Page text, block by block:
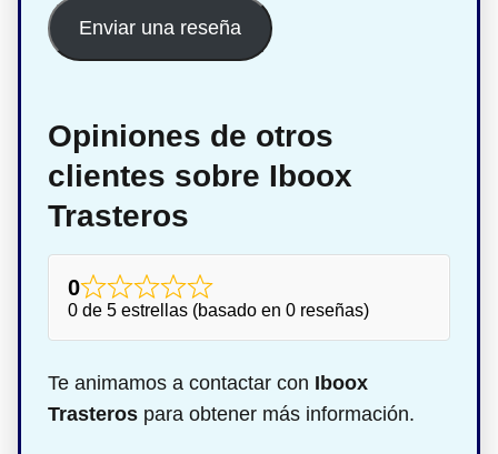
Enviar una reseña
Opiniones de otros
clientes sobre Iboox
Trasteros
0
0 de 5 estrellas (basado en 0 reseñas)
Te animamos a contactar con Iboox
Trasteros para obtener más información.